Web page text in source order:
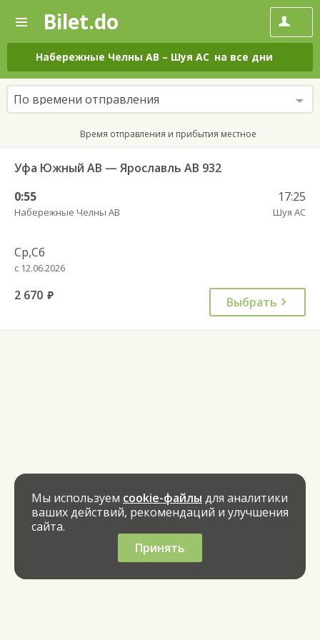
—
Поиск
и
покупка
билетов
на
автобус
онлайн
Bilet.do
Набережные Челны АВ – Шуя АС на все дни
По времени отправления
Время отправления и прибытия местное
Уфа Южный АВ — Ярославль АВ 932
0:55
Набережные Челны АВ
17:25
Шуя АС
Ср,Сб
с 12.06.2026
2 670 руб. Выбрать
Мы используем cookie-файлы для аналитики
ваших действий, рекомендаций и улучшения
сайта.
Принять